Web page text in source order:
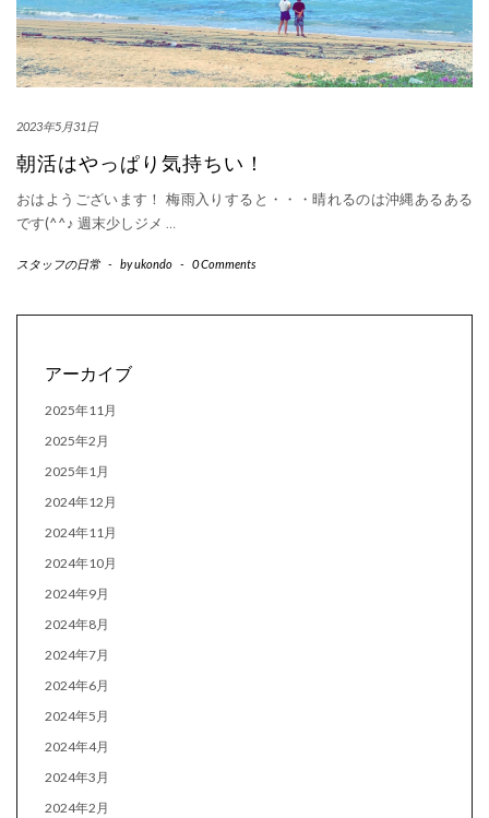
2023年5月31日
朝活はやっぱり気持ちい！
おはようございます！ 梅雨入りすると・・・晴れるのは沖縄あるある
です(^^♪ 週末少しジメ …
スタッフの日常 - byukondo - 0 Comments
アーカイブ
2025年11月
2025年2月
2025年1月
2024年12月
2024年11月
2024年10月
2024年9月
2024年8月
2024年7月
2024年6月
2024年5月
2024年4月
2024年3月
2024年2月